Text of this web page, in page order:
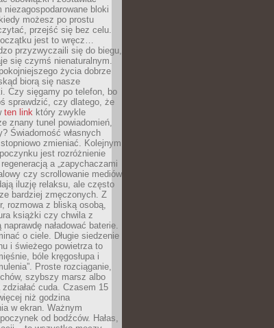
bloki
możesz po prostu
przejść się bez celu.
jest to wręcz…
przyzwyczaili się do biegu,
się czymś nienaturalnym.
życia dobrze
biorą się nasze
Czy sięgamy po telefon, bo
sprawdzić, czy dlatego, że
ten link który zwykle
znany tunel powiadomień,
Świadomość własnych
zmieniać. Kolejnym
jest rozróżnienie
a „zapychaczami
czy scrollowanie mediów
iluzję relaksu, ale często
bardziej zmęczonych. Z
rozmowa z bliską osobą,
książki czy chwila z
naładować baterie.
o ciele. Długie siedzenie
i świeżego powietrza to
bóle kręgosłupa i
Proste rozciąganie,
szybszy marsz albo
cuda. Czasem 15
niż godzina
w ekran. Ważnym
od bodźców. Hałas,